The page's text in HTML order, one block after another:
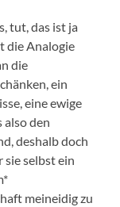
tut, das ist ja
die Analogie
die
ein
eine ewige
also den
deshalb doch
selbst ein
meineidig zu